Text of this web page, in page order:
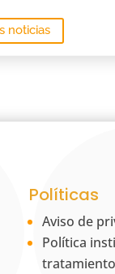
noticias
Políticas
Aviso de
Política